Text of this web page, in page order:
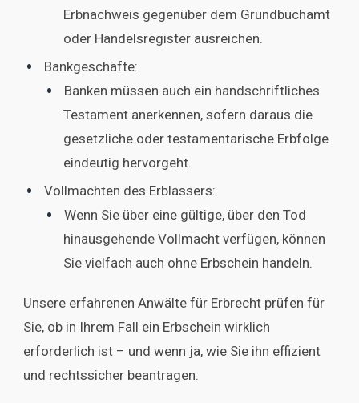
Erbnachweis gegenüber dem Grundbuchamt
oder Handelsregister ausreichen.
Bankgeschäfte:
Banken müssen auch ein handschriftliches
Testament anerkennen, sofern daraus die
gesetzliche oder testamentarische Erbfolge
eindeutig hervorgeht.
Vollmachten des Erblassers:
Wenn Sie über eine gültige, über den Tod
hinausgehende Vollmacht verfügen, können
Sie vielfach auch ohne Erbschein handeln.
Unsere erfahrenen Anwälte für Erbrecht prüfen für
Sie, ob in Ihrem Fall ein Erbschein wirklich
erforderlich ist – und wenn ja, wie Sie ihn effizient
und rechtssicher beantragen.